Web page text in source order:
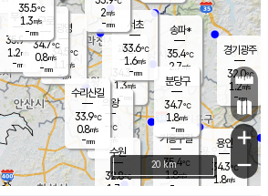
과천
34.3℃
1.3m/s
- mm
용인
34.3℃
1.8m/s
경기광주
32.0℃
1.2m/s
-mm
의왕
- ℃
m/s
mm
mm
광명
34.5 ℃
1.1 m/s
-mm
부천
35.9℃
1.2m/s
-mm
구로
34.7℃
0.8m/s
-mm
송파*
35.4℃
2.7m/s
-mm
서초
33.6℃
1.6m/s
-mm
기흥구갈
35.4℃
1.8m/s
-
수리산길
33.9℃
0.8m/s
-mm
분당구
34.7℃
1.8m/s
-mm
35.5℃
1.3m/s
-mm
수원
32.8℃
1.7 m/s
2m/s
-mm
+
−
20 km